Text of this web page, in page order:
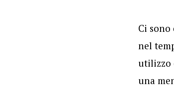
Ci
nel
utilizzo
una